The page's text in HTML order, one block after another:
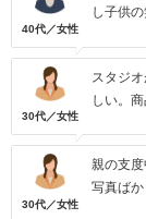
40代／女性
し子供
30代／女性
スタジ
しい。
30代／女性
親の支
写真ばか